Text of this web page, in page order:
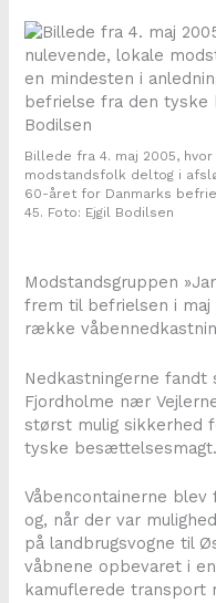
Billede fra 4. maj 2005,
modstandsfolk deltog i
60-året for Danmarks
45. Foto: Ejgil Bodilsen
Modstandsgruppen
frem til befrielsen i maj
række
Nedkastningerne
Fjordholme nær
størst mulig sikkerhed
tyske besættelsesmagt.
Våbencontainerne
og, når der var
på landbrugsvogne til
våbnene opbevaret i
kamuflerede transport